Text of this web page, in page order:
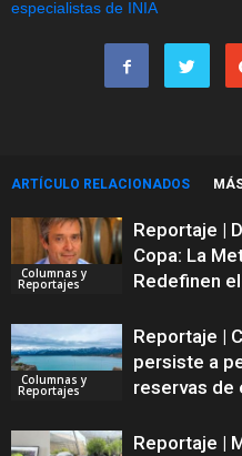
ARTÍCULO RELACIONADOS
Columnas y
Reportajes
Reportaje |
Copa: La
Redefinen
Columnas y
Reportajes
Reportaje |
persiste a
reservas de
Reportaje |